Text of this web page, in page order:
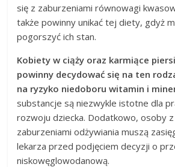
się z zaburzeniami równowagi
także powinny unikać tej diety, gdyż
pogorszyć ich stan.
Kobiety w ciąży oraz karmiące
powinny decydować się na ten
na ryzyko niedoboru witamin i
substancje są niezwykle istotne dla
rozwoju dziecka. Dodatkowo, osoby
zaburzeniami odżywiania muszą
lekarza przed podjęciem decyzji o
niskowęglowodanową.